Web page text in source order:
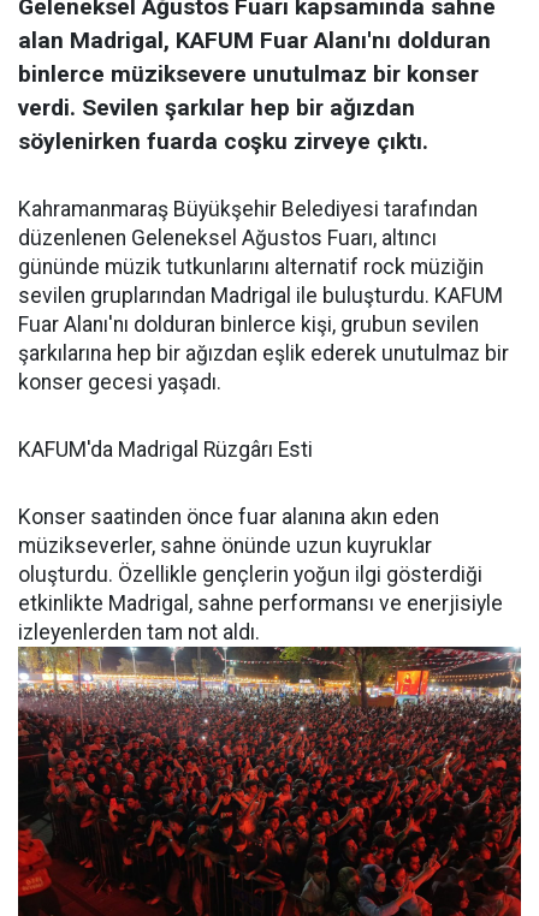
Geleneksel Ağustos Fuarı kapsamında sahne
alan Madrigal, KAFUM Fuar Alanı'nı dolduran
binlerce müziksevere unutulmaz bir konser
verdi. Sevilen şarkılar hep bir ağızdan
söylenirken fuarda coşku zirveye çıktı.
Kahramanmaraş Büyükşehir Belediyesi tarafından
düzenlenen Geleneksel Ağustos Fuarı, altıncı
gününde müzik tutkunlarını alternatif rock müziğin
sevilen gruplarından Madrigal ile buluşturdu. KAFUM
Fuar Alanı'nı dolduran binlerce kişi, grubun sevilen
şarkılarına hep bir ağızdan eşlik ederek unutulmaz bir
konser gecesi yaşadı.
KAFUM'da Madrigal Rüzgârı Esti
Konser saatinden önce fuar alanına akın eden
müzikseverler, sahne önünde uzun kuyruklar
oluşturdu. Özellikle gençlerin yoğun ilgi gösterdiği
etkinlikte Madrigal, sahne performansı ve enerjisiyle
izleyenlerden tam not aldı.